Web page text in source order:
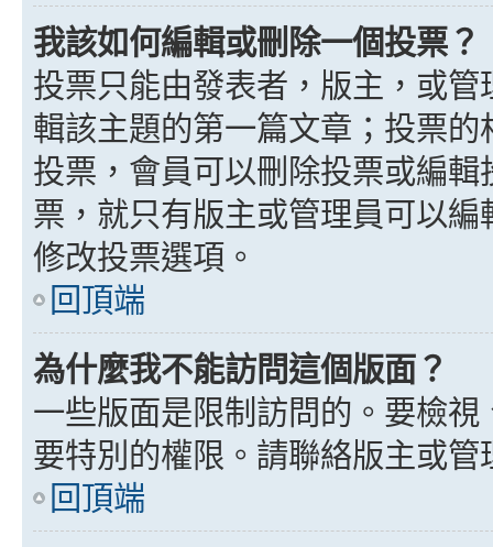
我該如何編輯或刪除一個投票？
投票只能由發表者，版主，或
輯該主題的第一篇文章；投票
投票，會員可以刪除投票或編
票，就只有版主或管理員可以
修改投票選項。
回頂端
為什麼我不能訪問這個版面？
一些版面是限制訪問的。要檢
要特別的權限。請聯絡版主或管
回頂端